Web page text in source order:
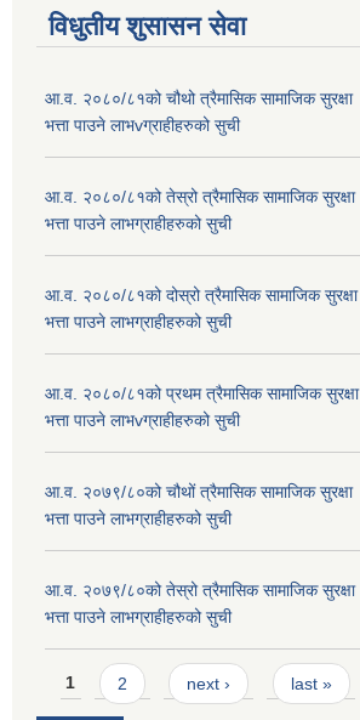
विधुतीय शुसासन सेवा
आ.व. २०८०/८१को चौथो त्रैमासिक सामाजिक सुरक्षा
भत्ता पाउने लाभvग्राहीहरुको सुची
आ.व. २०८०/८१को तेस्रो त्रैमासिक सामाजिक सुरक्षा
भत्ता पाउने लाभग्राहीहरुको सुची
आ.व. २०८०/८१को दोस्रो त्रैमासिक सामाजिक सुरक्षा
भत्ता पाउने लाभग्राहीहरुको सुची
आ.व. २०८०/८१को प्रथम त्रैमासिक सामाजिक सुरक्षा
भत्ता पाउने लाभvग्राहीहरुको सुची
आ.व. २०७९/८०को चौथों त्रैमासिक सामाजिक सुरक्षा
भत्ता पाउने लाभग्राहीहरुको सुची
आ.व. २०७९/८०को तेस्रो त्रैमासिक सामाजिक सुरक्षा
भत्ता पाउने लाभग्राहीहरुको सुची
Pages
1 2 next › last »